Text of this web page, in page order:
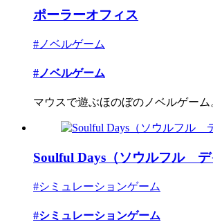
ポーラーオフィス
#ノベルゲーム
#ノベルゲーム
マウスで遊ぶほのぼのノベルゲーム
Soulful Days（ソウルフル デ
#シミュレーションゲーム
#シミュレーションゲーム